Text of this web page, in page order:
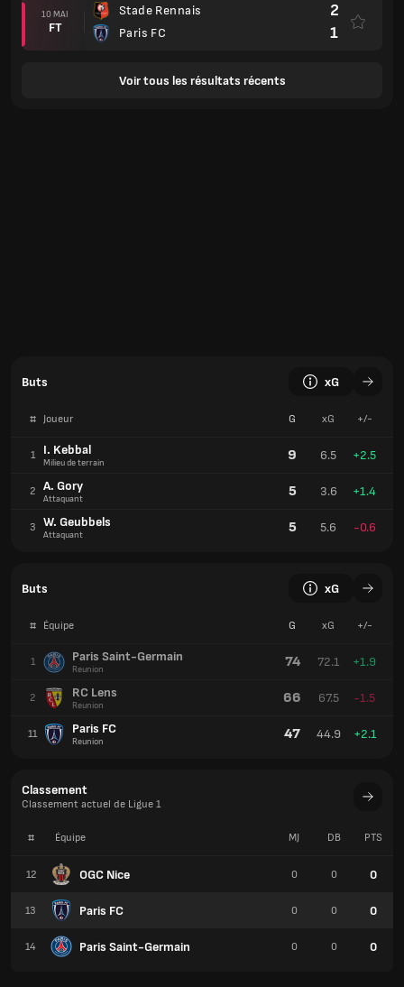
10 MAI
FT
Stade Rennais
Paris FC
2
1
Voir tous les résultats récents
Buts xG
# Joueur G xG +/-
1 I. Kebbal
Milieu de terrain 9 6.5 +2.5
2 A. Gory
Attaquant 5 3.6 +1.4
3 W. Geubbels
Attaquant 5 5.6 -0.6
Buts xG
# Équipe G xG +/-
1 Paris Saint-Germain
Reunion 74 72.1 +1.9
2 RC Lens
Reunion 66 67.5 -1.5
11 Paris FC
Reunion 47 44.9 +2.1
Classement
Classement actuel de Ligue 1
# Équipe
12 OGC Nice
13 Paris FC
14 Paris Saint-Germain
MJ DB PTS
0 0 0
0 0 0
0 0 0